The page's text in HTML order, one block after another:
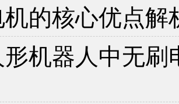
的核心优点解
机器人中无